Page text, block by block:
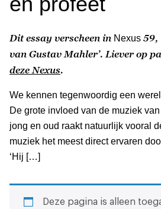
Dit essay verscheen in Nexus 59,
van Gustav Mahler’. Liever op
deze Nexus.
We kennen tegenwoordig een
De grote invloed van de muziek
jong en oud raakt natuurlijk vooral
muziek het meest direct ervaren
‘Hij […]
Deze pagina is alleen